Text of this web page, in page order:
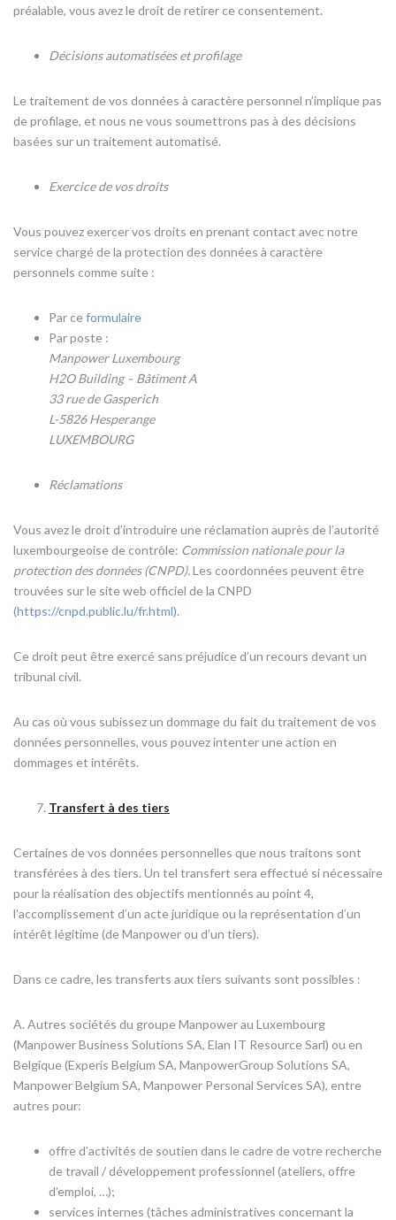
préalable, vous avez le droit de retirer ce consentement.
Décisions automatisées et profilage
Le traitement de vos données à caractère personnel n’implique pas
de profilage, et nous ne vous soumettrons pas à des décisions
basées sur un traitement automatisé.
Exercice de vos droits
Vous pouvez exercer vos droits en prenant contact avec notre
service chargé de la protection des données à caractère
personnels comme suite :
Par ceformulaire
Par poste :
Manpower Luxembourg
H2O Building – Bâtiment A
33 rue de Gasperich
L-5826 Hesperange
LUXEMBOURG
Réclamations
Vous avez le droit d’introduire une réclamation auprès de l’autorité
luxembourgeoise de contrôle: Commission nationale pour la
protection des données (CNPD).Les coordonnées peuvent être
trouvées sur le site web officiel de la CNPD
(https://cnpd.public.lu/fr.html).
Ce droit peut être exercé sans préjudice d’un recours devant un
tribunal civil.
Au cas où vous subissez un dommage du fait du traitement de vos
données personnelles, vous pouvez intenter une action en
dommages et intérêts.
Transfert à des tiers
Certaines de vos données personnelles que nous traitons sont
transférées à des tiers. Un tel transfert sera effectué si nécessaire
pour la réalisation des objectifs mentionnés au point 4,
l’accomplissement d’un acte juridique ou la représentation d’un
intérêt légitime (de Manpower ou d’un tiers).
Dans ce cadre, les transferts aux tiers suivants sont possibles :
A. Autres sociétés du groupe Manpower au Luxembourg
(Manpower Business Solutions SA, Elan IT Resource Sarl) ou en
Belgique (Experis Belgium SA, ManpowerGroup Solutions SA,
Manpower Belgium SA, Manpower Personal Services SA), entre
autres pour:
offre d’activités de soutien dans le cadre de votre recherche
de travail / développement professionnel (ateliers, offre
d’emploi, …);
services internes (tâches administratives concernant la